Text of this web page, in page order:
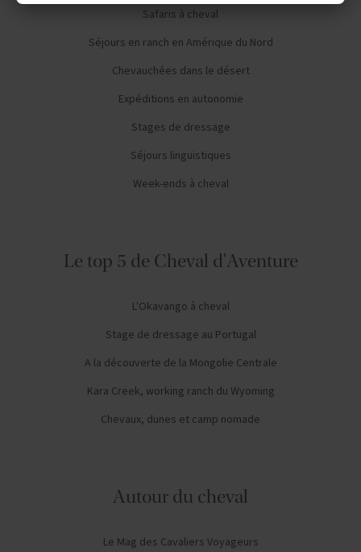
Safaris à cheval
Séjours en ranch en Amérique du Nord
Chevauchées dans le désert
Expéditions en autonomie
Stages de dressage
Séjours linguistiques
Week-ends à cheval
Le top 5 de Cheval d'Aventure
L'Okavango à cheval
Stage de dressage au Portugal
A la découverte de la Mongolie Centrale
Kara Creek, working ranch du Wyoming
Chevaux, dunes et camp nomade
Autour du cheval
Le Mag des Cavaliers Voyageurs